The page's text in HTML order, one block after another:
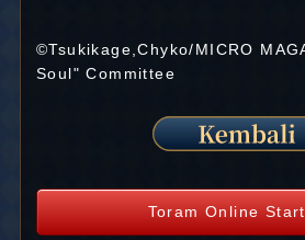
©Tsukikage,Chyko/MICRO
Soul" Committee
Toram Online